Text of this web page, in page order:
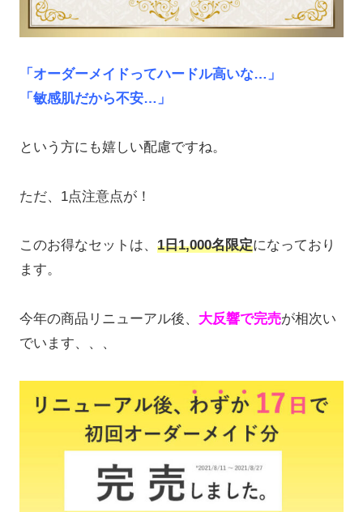
「オーダーメイドってハードル高いな…」
「敏感肌だから不安…」
という方にも嬉しい配慮ですね。
ただ、1点注意点が！
このお得なセットは、 1日1,000名限定になっており
ます。
今年の商品リニューアル後、 大反響で完売が相次い
でいます、、、